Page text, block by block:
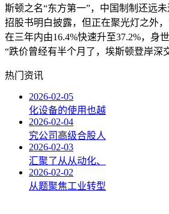
斯顿之名“东方第一”，中国制制还远未
招股书明白披露，但正在聚光灯之外
在三年内由16.4%快速升至37.2%，身
“跌价曾经有半个月了，埃斯顿登岸深
热门资讯
2026-02-05
化设备的使用也越
2026-02-04
究公司高级合股人
2026-02-03
汇聚了从从动化、
2026-02-02
从题聚焦工业转型